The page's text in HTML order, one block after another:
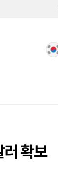
확보